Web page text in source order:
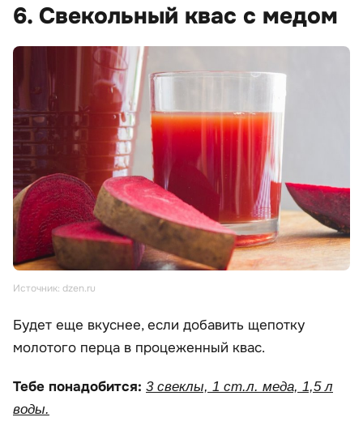
6. Свекольный квас с медом
Источник: dzen.ru
Будет еще вкуснее, если добавить щепотку
молотого перца в процеженный квас.
Тебе понадобится: 3 свеклы, 1 ст.л. меда, 1,5 л
воды.